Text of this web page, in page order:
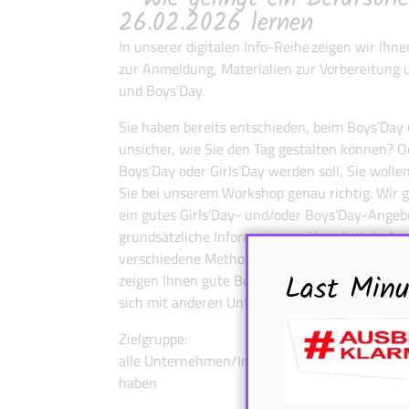
26.02.2026 lernen
In unserer digitalen Info-Reihe zeigen wir
zur Anmeldung, Materialien zur Vorbereitung
und Boys’Day.
Sie haben bereits entschieden, beim
unsicher, wie Sie den Tag gestalten können?
Boys’Day oder Girls’Day werden soll, Sie
Sie bei unserem Workshop genau richtig. Wir
ein gutes Girls’Day- und/oder Boys’Day-
grundsätzliche Informationen über digitale
verschiedene Methoden der digitalen
zeigen Ihnen gute Beispiele von den
sich mit anderen Unternehmen und
Zielgruppe:
alle Unternehmen/Institutionen, die noch nicht
haben
Last